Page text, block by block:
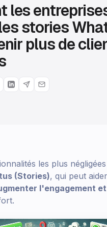
les
stories
plus de
les plus
(Stories), qui peut
l'engagement